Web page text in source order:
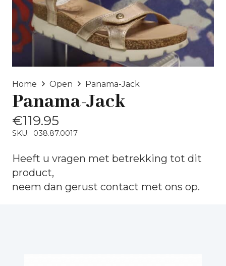
Home Open Panama-Jack
Panama-Jack
€119.95
SKU: 038.87.0017
Heeft u vragen met betrekking tot dit
product,
neem dan gerust contact met ons op.